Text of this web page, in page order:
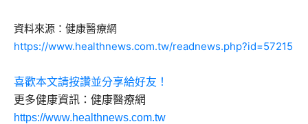
資料來源：健康醫療網
https://www.healthnews.com.tw/readnews.php?id=57215
喜歡本文請按讚並分享給好友！
更多健康資訊：健康醫療網
https://www.healthnews.com.tw